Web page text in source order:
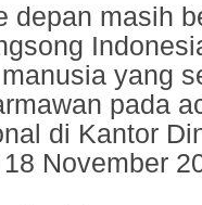
depan masih
yang
pada
di Kantor
November